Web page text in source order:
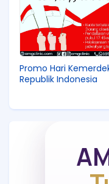
Promo Hari
Republik Indonesia